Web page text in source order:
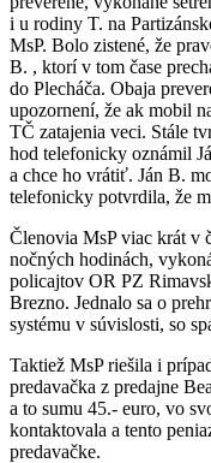
i u rodiny T. na
MsP. Bolo zistené, že
B. , ktorí v tom čase
do Plecháča. Obaja
upozornení, že ak mobil
TČ zatajenia veci. Stále
hod telefonicky oznámil
a chce ho vrátiť. Ján B.
telefonicky potvrdila, že
Členovia MsP viac krát v
nočných hodinách,
policajtov OR PZ
Brezno. Jednalo sa o
systému v súvislosti, so
Taktiež MsP riešila i
predavačka z predajne
a to sumu 45.- euro, vo
kontaktovala a tento
predavačke.